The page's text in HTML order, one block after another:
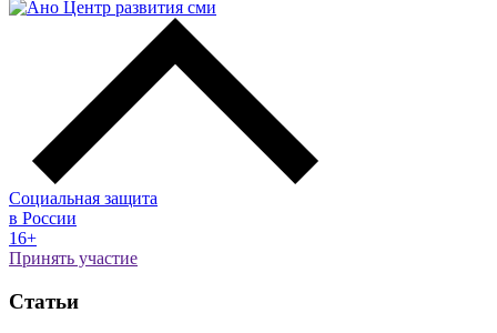
Социальная защита
в России
16+
Принять участие
Статьи